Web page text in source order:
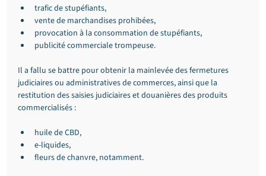
trafic de stupéfiants,
vente de marchandises prohibées,
provocation à la consommation de stupéfiants,
publicité commerciale trompeuse.
Il a fallu se battre pour obtenir la mainlevée des fermetures
judiciaires ou administratives de commerces, ainsi que la
restitution des saisies judiciaires et douanières des produits
commercialisés :
huile de CBD,
e-liquides,
fleurs de chanvre, notamment.